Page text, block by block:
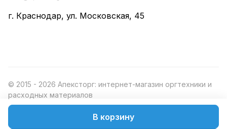
В корзину
г. Краснодар, ул. Московская, 45
© 2015 - 2026 Апексторг: интернет-магазин оргтехники и
расходных материалов
Конфиденциальность